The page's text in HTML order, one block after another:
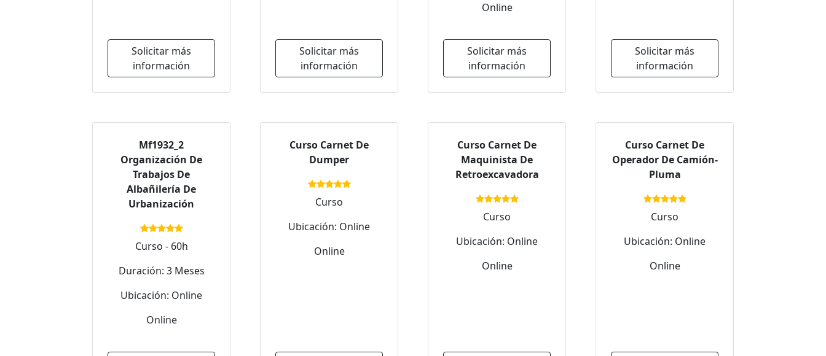
Solicitar más
información
Solicitar más
información
Online
Solicitar más
información
Solicitar más
información
Mf1932_2
Organización De
Trabajos De
Albañilería De
Urbanización
Curso - 60h
Duración: 3 Meses
Ubicación: Online
Online
Curso Carnet De
Dumper
Curso
Ubicación: Online
Online
Curso Carnet De
Maquinista De
Retroexcavadora
Curso
Ubicación: Online
Online
Curso Carnet De
Operador De Camión-
Pluma
Curso
Ubicación: Online
Online